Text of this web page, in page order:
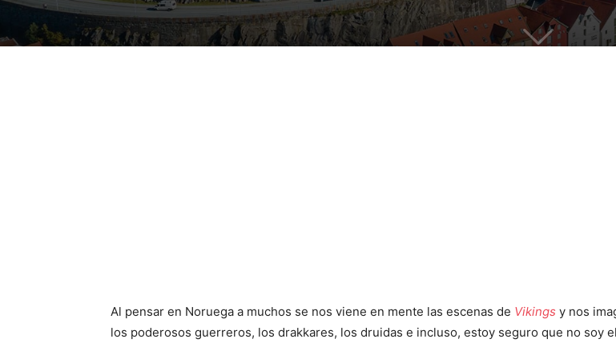
Al pensar en Noruega a muchos se nos viene en mente las escenas de Vikings y nos
los poderosos guerreros, los drakkares, los druidas e incluso, estoy seguro que no soy